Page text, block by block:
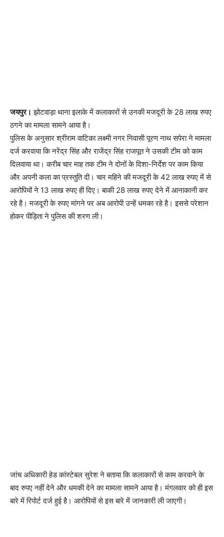
जयपुर। झोटवाड़ा थाना इलाके में कलाकारों से उनकी मजदूरी के 28 लाख रुपए
ठगने का मामला सामने आया है।
पुलिस के अनुसार श्रीराम वाटिका लक्ष्मी नगर निवासी पूरण नाथ सपेरा ने मामला
दर्ज करवाया कि नरेंद्र सिंह और राजेंद्र सिंह राजपूत ने उसकी टीम को काम
दिलवाया था। करीब चार माह तक टीम ने दोनों के दिशा-निर्देश पर काम किया
और अपनी कला का प्रस्तुति दी। चार महिने की मजदूरी के 42 लाख रुपए में से
आरोपियों ने 13 लाख रुपए ही दिए। बाकी 28 लाख रुपए देने में आनाकानी कर
रहे है। मजदूरी के रुपए मांगने पर अब आरोपी उन्हें धमका रहे है। इससे परेशान
होकर पीड़िता ने पुलिस की शरण ली।
जांच अधिकारी हेड कांस्टेबल सुरेश ने बताया कि कलाकारों से काम करवाने के
बाद रुपए नहीं देने और धमकी देने का मामला सामने आया है। मंगलवार को ही इस
बारे में रिपोर्ट दर्ज हुई है। आरोपियों से इस बारे में जानकारी ली जाएगी।